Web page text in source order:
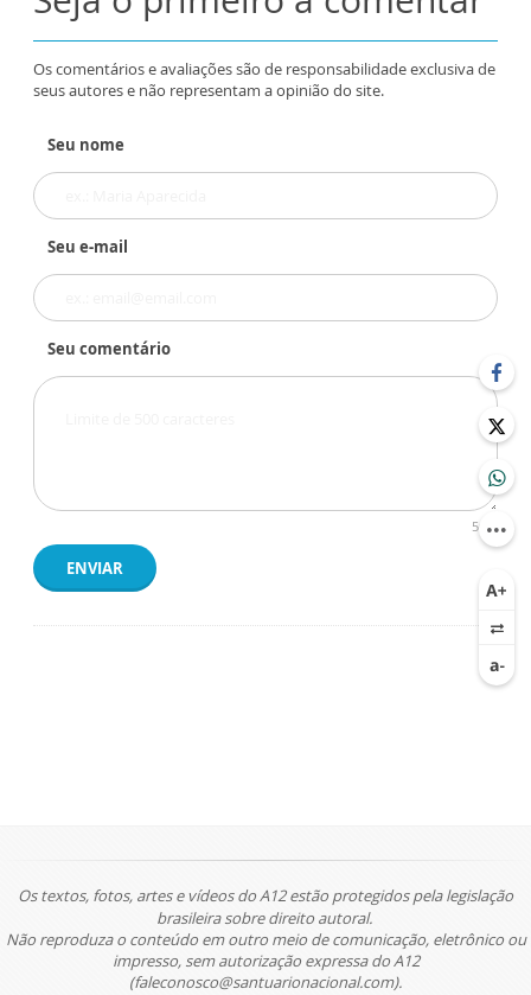
Os comentários e avaliações são de responsabilidade exclusiva de
seus autores e não representam a opinião do site.
Seu nome
Seu e-mail
Seu comentário
500
ENVIAR
Os textos, fotos, artes e vídeos do A12 estão protegidos pela legislação
brasileira sobre direito autoral.
Não reproduza o conteúdo em outro meio de comunicação, eletrônico ou
impresso, sem autorização expressa do A12
(faleconosco@santuarionacional.com).